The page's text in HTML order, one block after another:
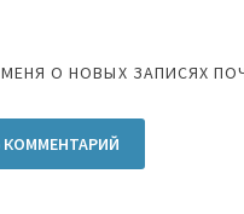
О НОВЫХ ЗАПИСЯХ